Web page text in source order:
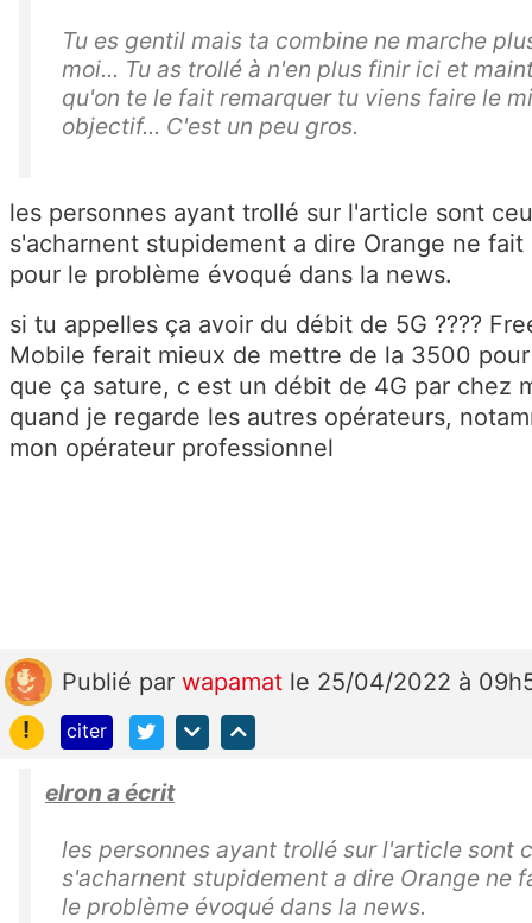
Tu es gentil mais ta combine ne marche
moi... Tu as trollé à n'en plus finir ici et
qu'on te le fait remarquer tu viens faire le
objectif... C'est un peu gros.
les personnes ayant trollé sur l'article sont
s'acharnent stupidement a dire Orange ne fait
pour le problème évoqué dans la news.
si tu appelles ça avoir du débit de 5G ????
Mobile ferait mieux de mettre de la 3500
que ça sature, c est un débit de 4G par chez
quand je regarde les autres opérateurs,
mon opérateur professionnel
Publié par wapamat le 25/04/2022 à
!
citer
elron a écrit
les personnes ayant trollé sur l'article sont
s'acharnent stupidement a dire Orange ne
le problème évoqué dans la news.